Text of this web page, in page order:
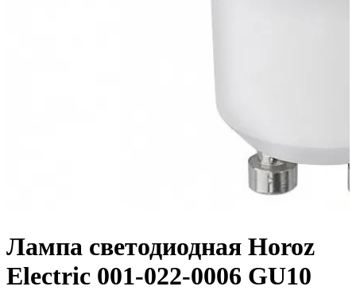
Лампа светодиодная Horoz
Electric 001-022-0006 GU10